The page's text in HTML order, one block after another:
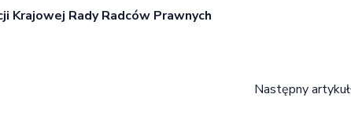
Krajowej Rady Radców Prawnych
Następny artykuł